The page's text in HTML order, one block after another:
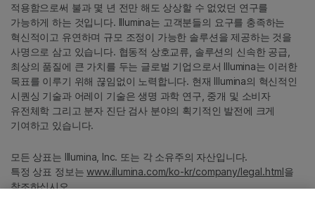
적용함으로써 불과 몇 년 전만 해도 상상할 수 없었던 연구를
가능하게 하는 것입니다. Illumina는 고객분들의 요구를 충족하는
혁신적이고 유연하며 규모 조정이 가능한 솔루션을 제공하는 것을
사명으로 삼고 있습니다. 협동적 상호교류, 솔루션의 신속한 공급,
최상의 품질에 큰 가치를 두는 글로벌 기업으로서 Illumina는 이러한
목표를 이루기 위해 끊임없이 노력합니다. 현재 Illumina의 혁신적인
시퀀싱 기술과 어레이 기술은 생명 과학 연구, 중개 및 소비자
유전체학 그리고 분자 진단 검사 분야의 획기적인 발전에 크게
기여하고 있습니다.
모든 상표는 Illumina, Inc. 또는 각 소유주의 자산입니다.
특정 상표 정보는www.illumina.com/ko-kr/company/legal.html을
참조하십시오.